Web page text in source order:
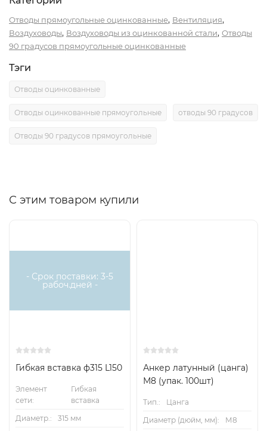
Отводы прямоугольные оцинкованные, Вентиляция,
Воздуховоды, Воздуховоды из оцинкованной стали, Отводы
90 градусов прямоугольные оцинкованные
Тэги
Отводы оцинкованные
Отводы оцинкованные прямоугольные отводы 90 градусов
Отводы 90 градусов прямоугольные
С этим товаром купили
- Срок поставки: 3-5
рабоч.дней -
Гибкая вставка ф315 L150
Элемент
сети:
Гибкая
вставка
Диаметр.:
315 мм
Анкер латунный (цанга)
М8 (упак. 100шт)
Тип.:
Цанга
Диаметр (дюйм, мм):
М8